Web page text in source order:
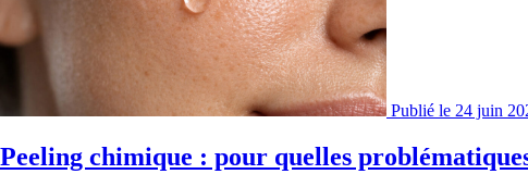
Publié le 24 juin
Peeling chimique : pour quelles